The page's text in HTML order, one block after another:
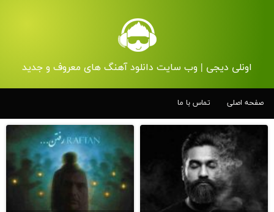
اونلی دیجی | وب سایت دانلود آهنگ های معروف و جدید
صفحه اصلی تماس با ما